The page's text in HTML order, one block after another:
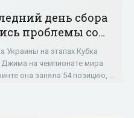
день сбора
проблемы со
Украины на этапах Кубка
на чемпионате мира
она заняла 54 позицию, а